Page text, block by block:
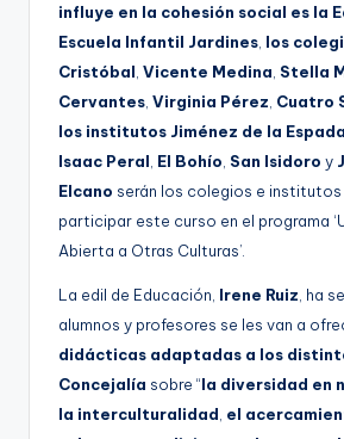
influye en la cohesión social es la
Escuela Infantil Jardines los
Cristóbal Vicente Medina Stella
Cervantes Virginia Pérez Cuatro
los institutos Jiménez de la Espada
Isaac Peral El Bohío San Isidoro y
Elcano serán los colegios e institutos
participar este curso en el programa
Abierta a Otras Culturas’.
La edil de Educación, Irene Ruiz , ha
alumnos y profesores se les van a
didácticas adaptadas a los
Concejalía sobre “la diversidad en
la interculturalidad el